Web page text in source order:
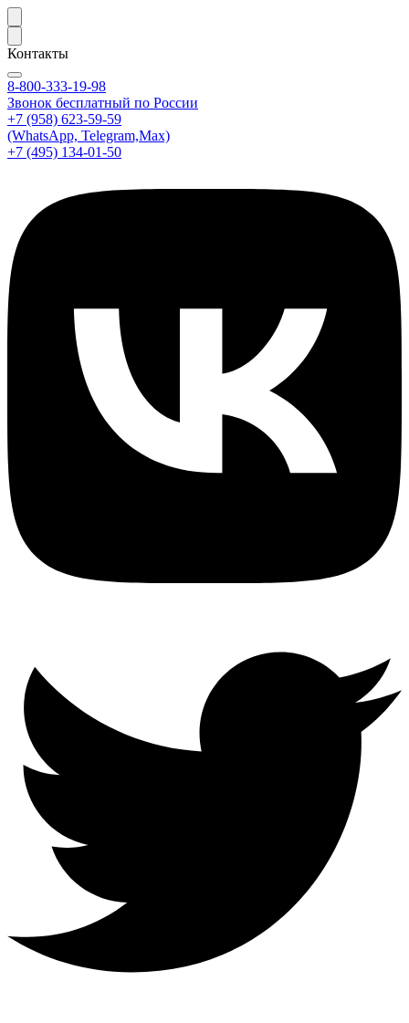
Контакты
8-800-333-19-98
Звонок бесплатный по России
+7 (958) 623-59-59
(WhatsApp, Telegram,Max)
+7 (495) 134-01-50